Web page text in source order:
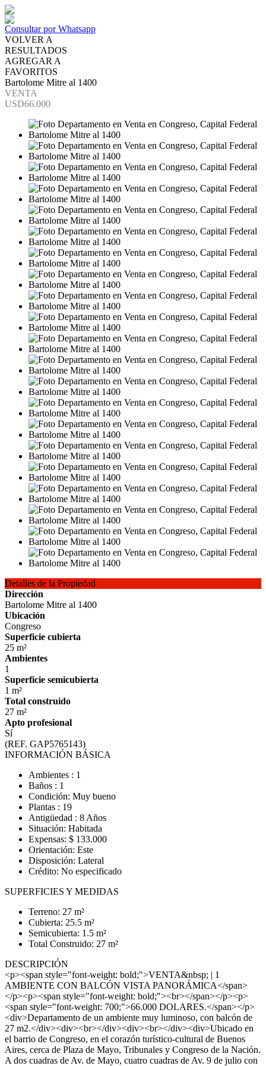
Consultar por Whatsapp
VOLVER A
RESULTADOS
AGREGAR A
FAVORITOS
Bartolome Mitre al 1400
VENTA
USD66.000
Detalles de la Propiedad
Dirección
Bartolome Mitre al 1400
Ubicación
Congreso
Superficie cubierta
25 m²
Ambientes
1
Superficie semicubierta
1 m²
Total construido
27 m²
Apto profesional
Sí
(REF. GAP5765143)
INFORMACIÓN BÁSICA
Ambientes : 1
Baños : 1
Condición: Muy bueno
Plantas : 19
Antigüedad : 8 Años
Situación: Habitada
Expensas: $ 133.000
Orientación: Este
Disposición: Lateral
Crédito: No especificado
SUPERFICIES Y MEDIDAS
Terreno: 27 m²
Cubierta: 25.5 m²
Semicubierta: 1.5 m²
Total Construido: 27 m²
DESCRIPCIÓN
<p><span style="font-weight: bold;">VENTA&nbsp; | 1
AMBIENTE CON BALCÓN VISTA PANORÁMICA</span>
</p><p><span style="font-weight: bold;"><br></span></p><p>
<span style="font-weight: 700;">66.000 DOLARES.</span></p>
<div>Departamento de un ambiente muy luminoso, con balcón de
27 m2.</div><div><br></div><div><br></div><div>Ubicado en
el barrio de Congreso, en el corazón turístico-cultural de Buenos
Aires, cerca de Plaza de Mayo, Tribunales y Congreso de la Nación.
A dos cuadras de Av. de Mayo, cuatro cuadras de Av. 9 de julio con